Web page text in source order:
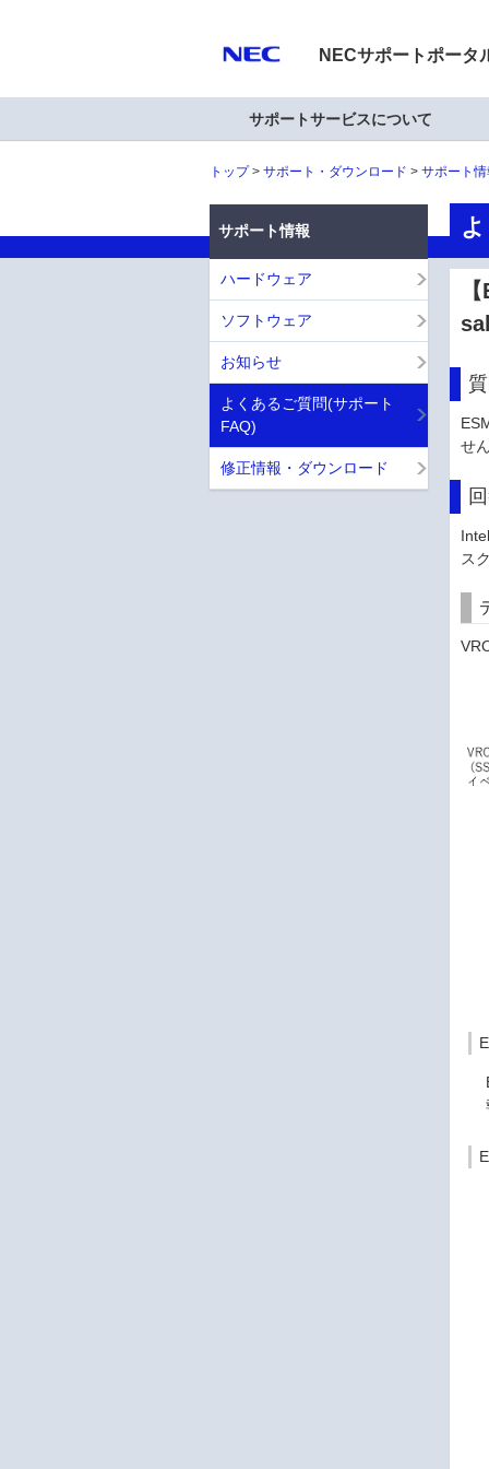
NECサポートポータ
サポートサービスについて
トップ サポート・ダウンロード サポート情
せ
ス
サポート情報
ハードウェア
ソフトウェア
お知らせ
よくあるご質問(サポート
FAQ)
修正情報・ダウンロード